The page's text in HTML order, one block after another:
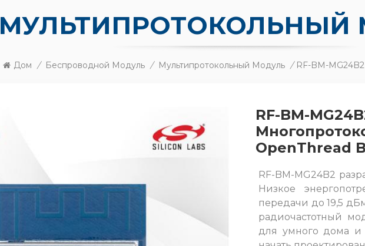
МУЛЬТИПРОТОКОЛЬНЫЙ
Дом / Беспроводной Модуль / Мультипротокольный Модуль /
RF-BM-
OpenThread
RF-BM-MG24B2
Низкое
передачи до 19,5
радиочастотный
для умного дома и